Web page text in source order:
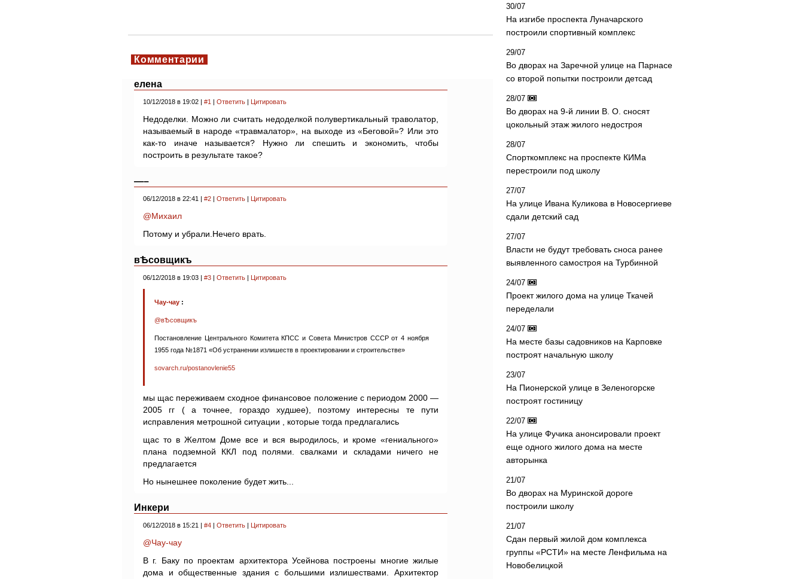
Комментарии
елена
10/12/2018 в 19:02 | #1 | Ответить | Цитировать
Недоделки. Можно ли считать недоделкой полувертикальный траволатор,
называемый в народе «травмалатор», на выходе из «Беговой»? Или это
как-то иначе называется? Нужно ли спешить и экономить, чтобы
построить в результате такое?
—–
06/12/2018 в 22:41 | #2 | Ответить | Цитировать
@Михаил
Потому и убрали.Нечего врать.
вѢсовщикъ
06/12/2018 в 19:03 | #3 | Ответить | Цитировать
Чау-чау :
@вѢсовщикъ
Постановление Центрального Комитета КПСС и Совета Министров СССР от 4 ноября
1955 года №1871 «Об устранении излишеств в проектировании и строительстве»
sovarch.ru/postanovlenie55
мы щас переживаем сходное финансовое положение с периодом 2000 —
2005 гг ( а точнее, гораздо худшее), поэтому интересны те пути
исправления метрошной ситуации , которые тогда предлагались
щас то в Желтом Доме все и вся выродилось, и кроме «гениального»
плана подземной ККЛ под полями. свалками и складами ничего не
предлагается
Но нынешнее поколение будет жить...
Инкери
06/12/2018 в 15:21 | #4 | Ответить | Цитировать
@Чау-чау
В г. Баку по проектам архитектора Усейнова построены многие жилые
дома и общественные здания с большими излишествами. Архитектор
30/07
На изгибе проспекта Луначарского
построили спортивный комплекс
29/07
Во дворах на Заречной улице на Парнасе
со второй попытки построили детсад
28/07
Во дворах на 9-й линии В. О. сносят
цокольный этаж жилого недостроя
28/07
Спорткомплекс на проспекте КИМа
перестроили под школу
27/07
На улице Ивана Куликова в Новосергиеве
сдали детский сад
27/07
Власти не будут требовать сноса ранее
выявленного самостроя на Турбинной
24/07
Проект жилого дома на улице Ткачей
переделали
24/07
На месте базы садовников на Карповке
построят начальную школу
23/07
На Пионерской улице в Зеленогорске
построят гостиницу
22/07
На улице Фучика анонсировали проект
еще одного жилого дома на месте
авторынка
21/07
Во дворах на Муринской дороге
построили школу
21/07
Сдан первый жилой дом комплекса
группы «РСТИ» на месте Ленфильма на
Новобелицкой